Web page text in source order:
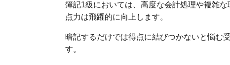
簿記1級においては、高度な会計処理や複雑
点力は飛躍的に向上します。
暗記するだけでは得点に結びつかないと悩む
す。